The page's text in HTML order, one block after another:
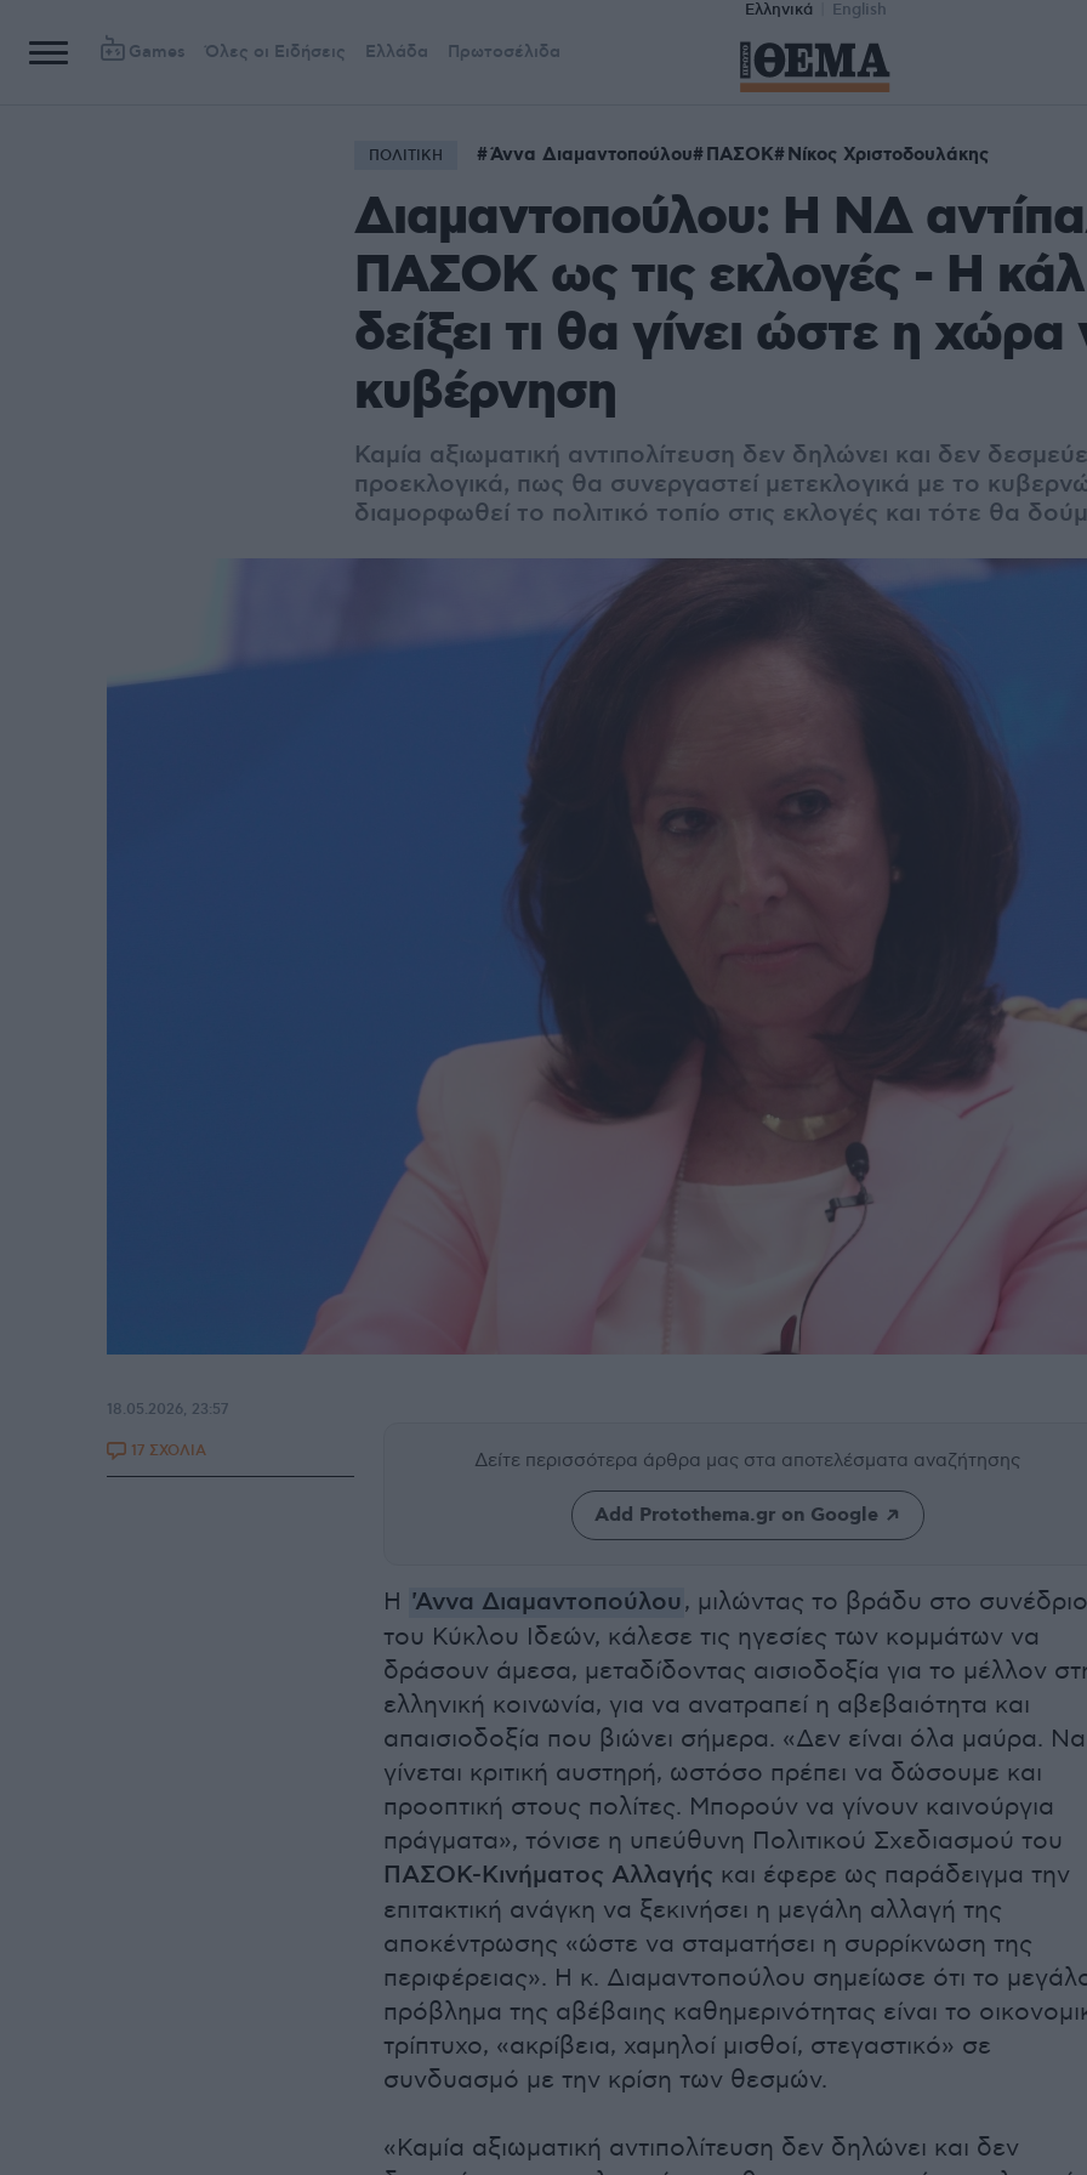
Ελληνικά English
Games Όλες οι Ειδήσεις Ελλάδα Πρωτοσέλιδα
ΠΟΛΙΤΙΚΗ Άννα Διαμαντοπούλου ΠΑΣΟΚ Νίκος Χριστοδουλάκης
Διαμαντοπούλου: Η ΝΔ
ΠΑΣΟΚ ως τις εκλογές - Η
δείξει τι θα γίνει ώστε η χώρα
κυβέρνηση
Καμία αξιωματική αντιπολίτευση δεν δηλώνει και δεν
προεκλογικά, πως θα συνεργαστεί μετεκλογικά με το
διαμορφωθεί το πολιτικό τοπίο στις εκλογές και τότε θα
Δείτε περισσότερα άρθρα μας στα αποτελέσματα αναζήτησης
Add Protothema.gr on Google
Η 'Αννα Διαμαντοπούλου, μιλώντας το βράδυ στο συνέδριο
του Κύκλου Ιδεών, κάλεσε τις ηγεσίες των κομμάτων να
δράσουν άμεσα, μεταδίδοντας αισιοδοξία για το μέλλον
ελληνική κοινωνία, για να ανατραπεί η αβεβαιότητα και
απαισιοδοξία που βιώνει σήμερα. «Δεν είναι όλα μαύρα. Να
γίνεται κριτική αυστηρή, ωστόσο πρέπει να δώσουμε και
προοπτική στους πολίτες. Μπορούν να γίνουν καινούργια
πράγματα», τόνισε η υπεύθυνη Πολιτικού Σχεδιασμού του
ΠΑΣΟΚ-Κινήματος Αλλαγής και έφερε ως παράδειγμα την
επιτακτική ανάγκη να ξεκινήσει η μεγάλη αλλαγή της
αποκέντρωσης «ώστε να σταματήσει η συρρίκνωση της
περιφέρειας». Η κ. Διαμαντοπούλου σημείωσε ότι το
πρόβλημα της αβέβαιης καθημερινότητας είναι το
τρίπτυχο, «ακρίβεια, χαμηλοί μισθοί, στεγαστικό» σε
συνδυασμό με την κρίση των θεσμών.
«Καμία αξιωματική αντιπολίτευση δεν δηλώνει και δεν
18.05.2026, 23:57
17 ΣΧΟΛΙΑ